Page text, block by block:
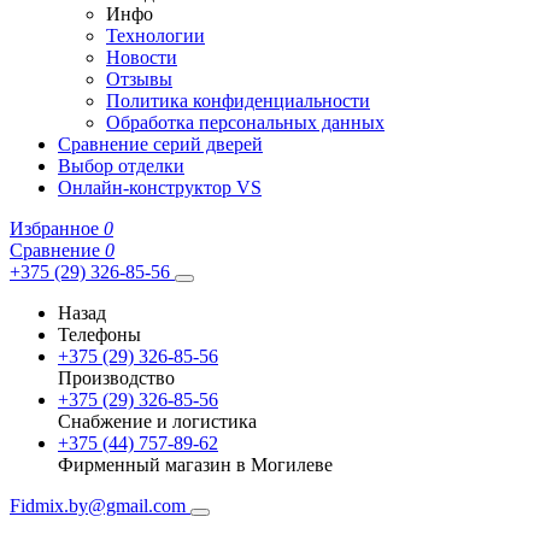
Инфо
Технологии
Новости
Отзывы
Политика конфиденциальности
Обработка персональных данных
Сравнение серий дверей
Выбор отделки
Онлайн-конструктор VS
Избранное 0
Сравнение 0
+375 (29) 326-85-56
Назад
Телефоны
+375 (29) 326-85-56
Производство
+375 (29) 326-85-56
Снабжение и логистика
+375 (44) 757-89-62
Фирменный магазин в Могилеве
Fidmix.by@gmail.com